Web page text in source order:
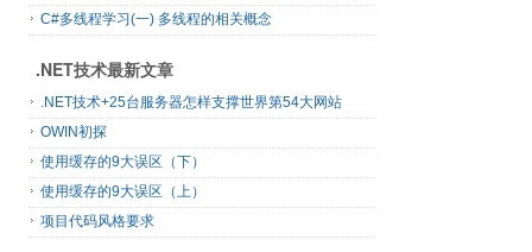
C#多线程学习(一) 多线程的相关概念
.NET技术最新文章
.NET技术+25台服务器怎样支撑世界第54大网站
OWIN初探
使用缓存的9大误区（下）
使用缓存的9大误区（上）
项目代码风格要求